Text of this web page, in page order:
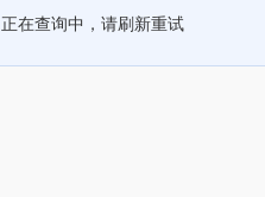
正在查询中，请刷新重试